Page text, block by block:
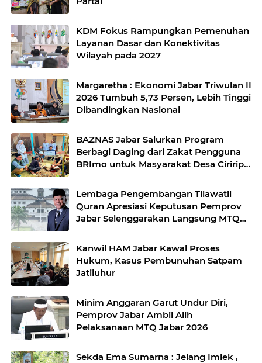
KDM Fokus Rampungkan Pemenuhan
Layanan Dasar dan Konektivitas
Wilayah pada 2027
Margaretha : Ekonomi Jabar Triwulan II
2026 Tumbuh 5,73 Persen, Lebih Tinggi
Dibandingkan Nasional
BAZNAS Jabar Salurkan Program
Berbagi Daging dari Zakat Pengguna
BRImo untuk Masyarakat Desa Ciririp
Lembaga Pengembangan Tilawatil
Quran Apresiasi Keputusan Pemprov
Jabar Selenggarakan Langsung MTQ
Kanwil HAM Jabar Kawal Proses
Hukum, Kasus Pembunuhan Satpam
Jatiluhur
Minim Anggaran Garut Undur Diri,
Pemprov Jabar Ambil Alih
Pelaksanaan MTQ Jabar 2026
Sekda Ema Sumarna : Jelang Imlek ,